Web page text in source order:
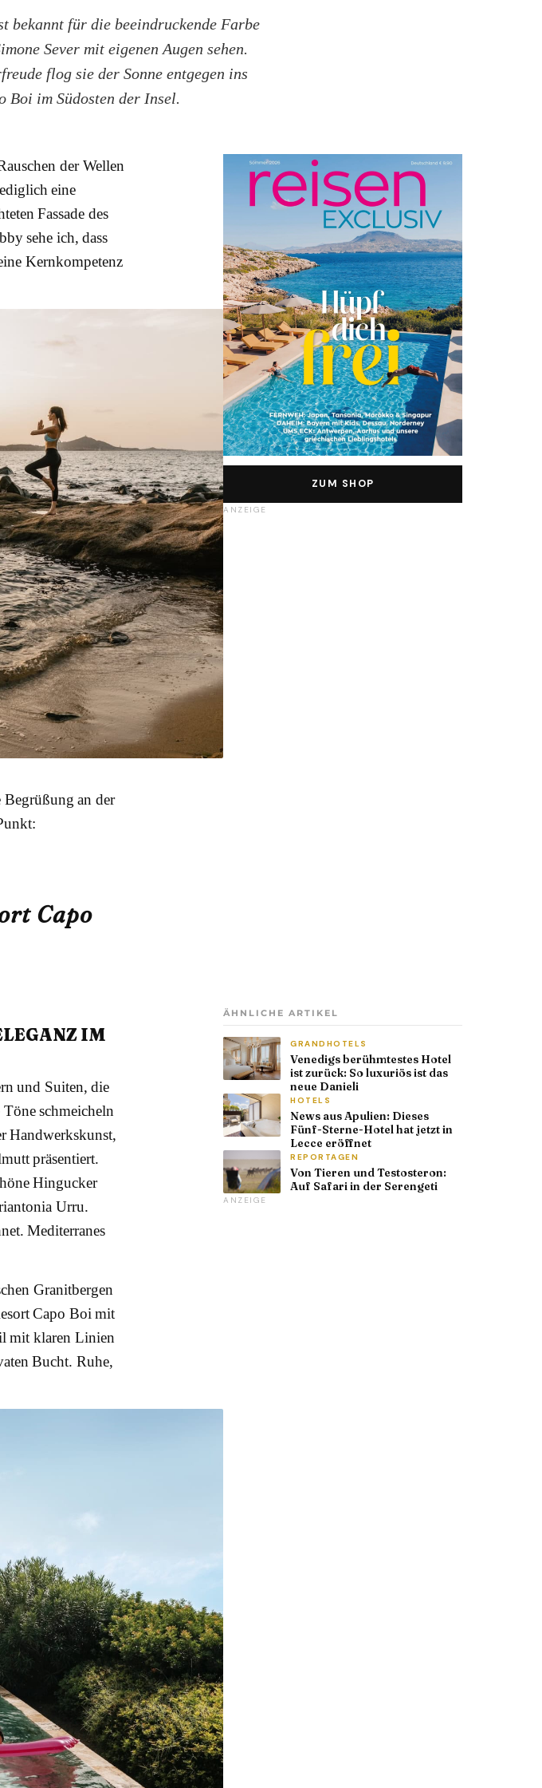
bekannt für die beeindruckende Farbe
Sever mit eigenen Augen sehen.
flog sie der Sonne entgegen ins
Boi im Südosten der Insel.
der Wellen
eine
Fassade des
sehe ich, dass
Kernkompetenz
Begrüßung an der
Capo
IM F
und Suiten, die
schmeicheln
Handwerkskunst,
präsentiert.
Hingucker
Urru.
Mediterranes
Granitbergen
Capo Boi mit
mit klaren Linien
Bucht. Ruhe,
ZUM SHOP
ANZEIGE
ÄHNLICHE ARTIKEL
GRANDHOTELS
Venedigs berühmtestes Hotel
ist zurück: So luxuriös ist das
neue Danieli
HOTELS
News aus Apulien: Dieses
Fünf-Sterne-Hotel hat jetzt in
Lecce eröffnet
REPORTAGEN
Von Tieren und Testosteron:
Auf Safari in der Serengeti
ANZEIGE